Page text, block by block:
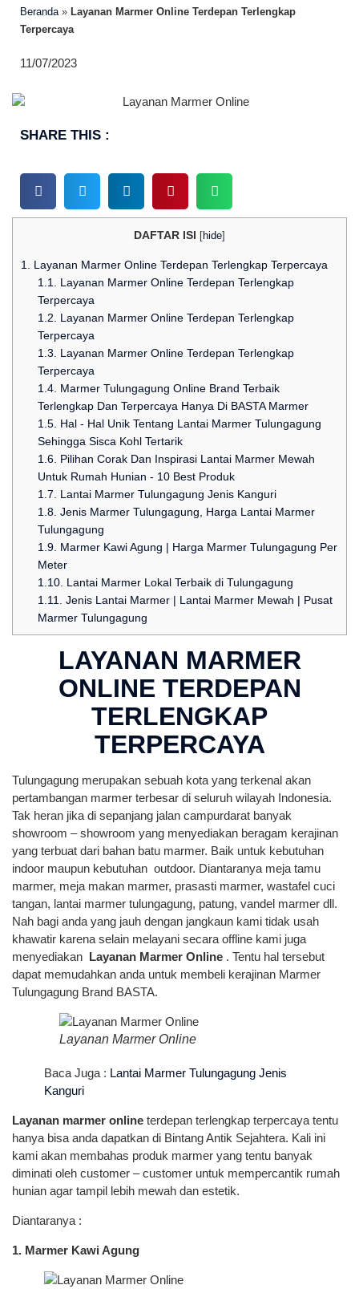
Beranda » Layanan Marmer Online Terdepan Terlengkap
Terpercaya
11/07/2023
SHARE THIS :
DAFTAR ISI [hide]
1.
Layanan Marmer Online Terdepan Terlengkap Terpercaya
1.1.
Layanan Marmer Online Terdepan Terlengkap
Terpercaya
1.2.
Layanan Marmer Online Terdepan Terlengkap
Terpercaya
1.3.
Layanan Marmer Online Terdepan Terlengkap
Terpercaya
1.4. Marmer Tulungagung Online Brand Terbaik
Terlengkap Dan Terpercaya Hanya Di BASTA Marmer
1.5. Hal - Hal Unik Tentang Lantai Marmer Tulungagung
Sehingga Sisca Kohl Tertarik
1.6. Pilihan Corak Dan Inspirasi Lantai Marmer Mewah
Untuk Rumah Hunian - 10 Best Produk
1.7.
Lantai Marmer Tulungagung Jenis Kanguri
1.8. Jenis Marmer Tulungagung, Harga Lantai Marmer
Tulungagung
1.9. Marmer Kawi Agung | Harga Marmer Tulungagung Per
Meter
1.10. Lantai Marmer Lokal Terbaik di Tulungagung
1.11.
Jenis Lantai Marmer | Lantai Marmer Mewah | Pusat
Marmer Tulungagung
LAYANAN MARMER
ONLINE TERDEPAN
TERLENGKAP
TERPERCAYA
Tulungagung merupakan sebuah kota yang terkenal akan
pertambangan marmer terbesar di seluruh wilayah Indonesia.
Tak heran jika di sepanjang jalan campurdarat banyak
showroom – showroom yang menyediakan beragam kerajinan
yang terbuat dari bahan batu marmer. Baik untuk kebutuhan
indoor maupun kebutuhan outdoor. Diantaranya meja tamu
marmer, meja makan marmer, prasasti marmer, wastafel cuci
tangan, lantai marmer tulungagung, patung, vandel marmer dll.
Nah bagi anda yang jauh dengan jangkaun kami tidak usah
khawatir karena selain melayani secara offline kami juga
menyediakan Layanan Marmer Online . Tentu hal tersebut
dapat memudahkan anda untuk membeli kerajinan Marmer
Tulungagung Brand BASTA.
Layanan Marmer Online
Baca Juga : Lantai Marmer Tulungagung Jenis
Kanguri
Layanan marmer online terdepan terlengkap terpercaya tentu
hanya bisa anda dapatkan di Bintang Antik Sejahtera. Kali ini
kami akan membahas produk marmer yang tentu banyak
diminati oleh customer – customer untuk mempercantik rumah
hunian agar tampil lebih mewah dan estetik.
Diantaranya :
1. Marmer Kawi Agung